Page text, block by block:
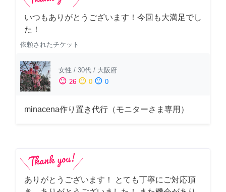
いつもありがとうございます！今回も大満足でし
た！
依頼されたチケット
女性 / 30代 / 大阪府
sentiment_satisfied 26 sentiment_neutral 0 sentiment_dissatisfied 0
minacena作り置き代行（モニターさま専用）
ありがとうございます！ とても丁寧にご対応頂